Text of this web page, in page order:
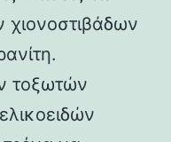
τοξωτών